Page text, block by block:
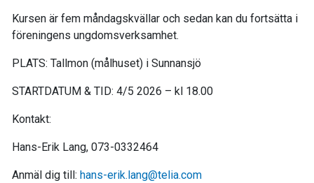
Kursen är fem måndagskvällar och sedan kan du fortsätta i
föreningens ungdomsverksamhet.
PLATS: Tallmon (målhuset) i Sunnansjö
STARTDATUM & TID: 4/5 2026 – kl 18.00
Kontakt:
Hans-Erik Lang, 073-0332464
Anmäl dig till: hans-erik.lang@telia.com